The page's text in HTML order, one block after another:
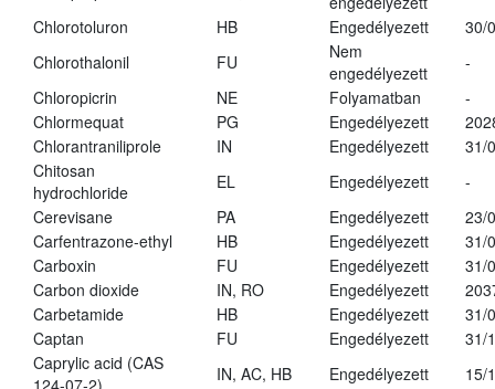
Chlorotoluron
HB Engedélyezett
30/
Chlorothalonil
FU
Nem
engedélyezett
-
Chloropicrin
NE Folyamatban
-
Chlormequat
PG Engedélyezett
Chlorantraniliprole
IN Engedélyezett
31/
Chitosan
hydrochloride
EL Engedélyezett
-
Cerevisane
PA Engedélyezett
23/
Carfentrazone-ethyl
HB Engedélyezett
31/
Carboxin
FU Engedélyezett
31/
Carbon dioxide
IN, RO Engedélyezett
Carbetamide
HB Engedélyezett
31/
Captan
FU Engedélyezett
31/
Caprylic acid (CAS
IN, AC, HB Engedélyezett
15/